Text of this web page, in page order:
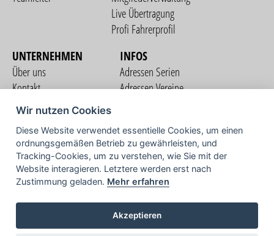
Live Übertragung
Profi Fahrerprofil
UNTERNEHMEN
Über uns
Kontakt
Nutzungsbedingungen
Datenschutzerklärung
Impressum
INFOS
Adressen Serien
Adressen Vereine
COMMUNITY
TV
Wir nutzen Cookies
Diese Website verwendet essentielle Cookies, um einen
ordnungsgemäßen Betrieb zu gewährleisten, und
Tracking-Cookies, um zu verstehen, wie Sie mit der
Website interagieren. Letztere werden erst nach
Zustimmung geladen. Mehr erfahren
Akzeptieren